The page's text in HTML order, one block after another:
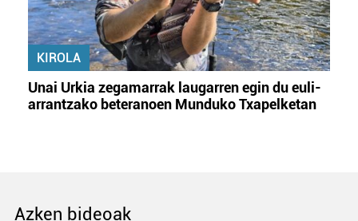
KIROLA
Unai Urkia zegamarrak laugarren egin du euli-
arrantzako beteranoen Munduko Txapelketan
Azken bideoak